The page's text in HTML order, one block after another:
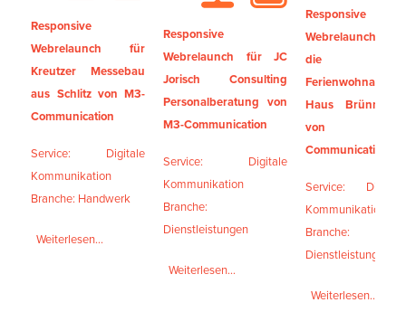
Responsive
Webrelaunch für
Kreutzer Messebau
aus Schlitz von M3-
Communication
Service: Digitale
Kommunikation
Branche: Handwerk
Weiterlesen...
Responsive
Webrelaunch für JC
Jorisch Consulting
Personalberatung von
M3-Communication
Service: Digitale
Kommunikation
Branche:
Dienstleistungen
Weiterlesen...
Responsive
Webrelaunch für
die
Ferienwohnanlage
Haus Brünnstein
von M3-
Communication
Service: Digitale
Kommunikation
Branche:
Dienstleistungen
Weiterlesen...